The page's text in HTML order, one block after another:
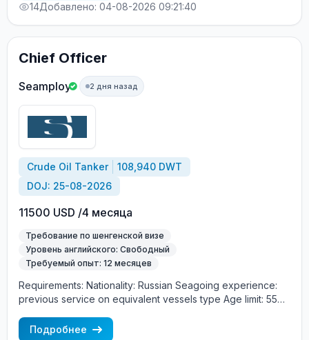
14Добавлено: 04-08-2026 09:21:40
Chief Officer
Seamploy 2 дня назад
Crude Oil Tanker
108,940 DWT
DOJ: 25-08-2026
11500 USD /4 месяца
Требование по шенгенской визе
Уровень английского: Свободный
Требуемый опыт: 12 месяцев
Requirements: Nationality: Russian Seagoing experience:
previous service on equivalent vessels type Age limit: 55
Подробнее